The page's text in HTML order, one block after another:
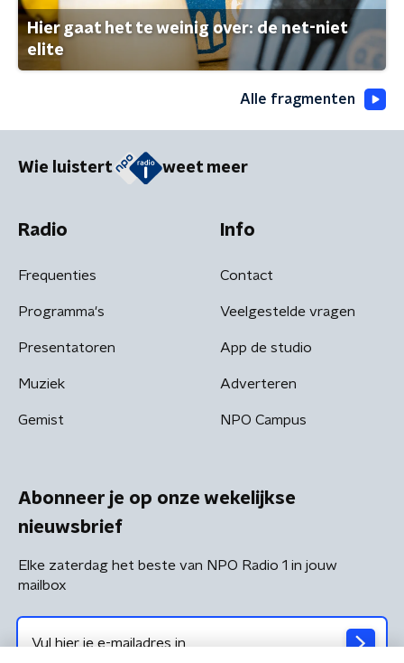
Hier gaat het te weinig over: de net-niet
elite
Alle fragmenten
Wie luistert weet meer
Radio
Frequenties
Programma's
Presentatoren
Muziek
Gemist
Info
Contact
Veelgestelde vragen
App de studio
Adverteren
NPO Campus
Abonneer je op onze wekelijkse
nieuwsbrief
Elke zaterdag het beste van NPO Radio 1 in jouw
mailbox